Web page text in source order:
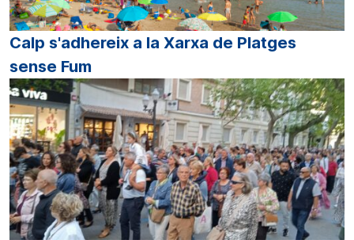
Calp s'adhereix a la Xarxa de Platges
sense Fum